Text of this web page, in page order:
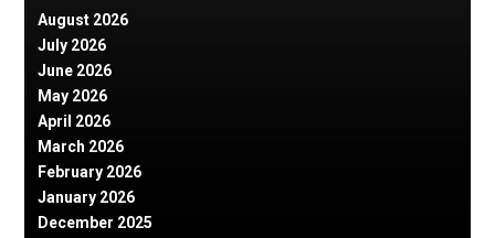
August 2026
July 2026
June 2026
May 2026
April 2026
March 2026
February 2026
January 2026
December 2025